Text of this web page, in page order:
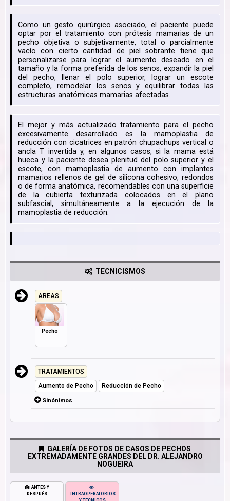
Como un gesto quirúrgico asociado, el paciente puede
optar por el tratamiento con prótesis mamarias de un
pecho objetiva o subjetivamente, total o parcialmente
vacío con cierto cantidad de piel sobrante tiene que
personalizarse para lograr el aumento deseado en el
tamaño y la forma preferida de los senos, expandir la piel
del pecho, llenar el polo superior, lograr un escote
completo, remodelar los senos y equilibrar todas las
estructuras anatómicas mamarias afectadas.
El mejor y más actualizado tratamiento para el pecho
excesivamente desarrollado es la mamoplastia de
reducción con cicatrices en patrón chupachups vertical o
ancla T invertida y, en algunos casos, si la mama está
hueca y la paciente desea plenitud del polo superior y el
escote, con mamoplastia de aumento con implantes
mamarios rellenos de gel de silicona cohesivo, redondos
o de forma anatómica, recomendables con una superficie
de la cubierta texturizada colocados en el plano
subfascial, simultáneamente a la ejecución de la
mamoplastia de reducción.
TECNICISMOS
AREAS
Pecho
TRATAMIENTOS
Aumento de Pecho
Reducción de Pecho
Sinónimos
GALERÍA DE FOTOS DE CASOS DE PECHOS
EXTREMADAMENTE GRANDES DEL DR. ALEJANDRO
NOGUEIRA
ANTES Y
DESPUÉS
INTRAOPERATORIOS